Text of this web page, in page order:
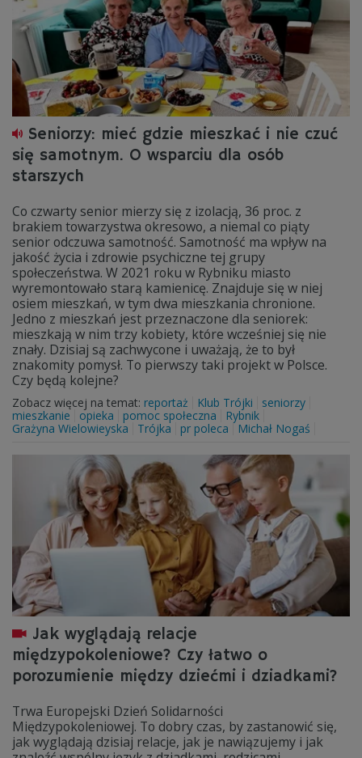
Seniorzy: mieć gdzie mieszkać i nie czuć
się samotnym. O wsparciu dla osób
starszych
Co czwarty senior mierzy się z izolacją, 36 proc. z
brakiem towarzystwa okresowo, a niemal co piąty
senior odczuwa samotność. Samotność ma wpływ na
jakość życia i zdrowie psychiczne tej grupy
społeczeństwa. W 2021 roku w Rybniku miasto
wyremontowało starą kamienicę. Znajduje się w niej
osiem mieszkań, w tym dwa mieszkania chronione.
Jedno z mieszkań jest przeznaczone dla seniorek:
mieszkają w nim trzy kobiety, które wcześniej się nie
znały. Dzisiaj są zachwycone i uważają, że to był
znakomity pomysł. To pierwszy taki projekt w Polsce.
Czy będą kolejne?
Zobacz więcej na temat: reportaż Klub Trójki
seniorzy
mieszkanie
opieka pomoc społeczna
Rybnik
Grażyna Wielowieyska
Trójka pr poleca Michał Nogaś
Jak wyglądają relacje
międzypokoleniowe? Czy łatwo o
porozumienie między dziećmi i dziadkami?
Trwa Europejski Dzień Solidarności
Międzypokoleniowej. To dobry czas, by zastanowić się,
jak wyglądają dzisiaj relacje, jak je nawiązujemy i jak